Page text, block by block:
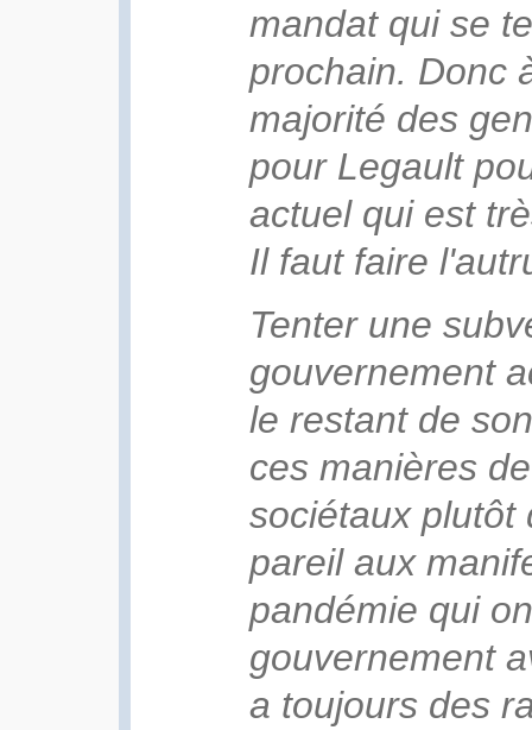
mandat qui se
prochain. Donc
majorité des
pour Legault
actuel qui est
Il faut faire
Tenter une
gouvernement
le restant de
ces manières
sociétaux plutôt
pareil aux
pandémie qui
gouvernement
a toujours des